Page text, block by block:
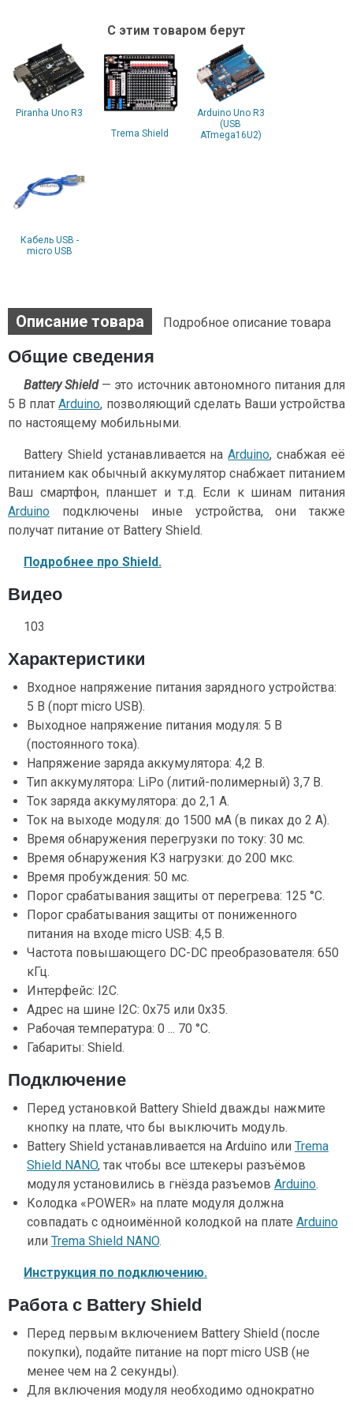
С этим товаром берут
Piranha Uno R3
Trema Shield
Arduino Uno R3
(USB
ATmega16U2)
Кабель USB -
micro USB
Описание товара Подробное описание товара
Общие сведения
Battery Shield— это источник автономного питания для
5 В платArduino, позволяющий сделать Ваши устройства
по настоящему мобильными.
Battery Shield устанавливается наArduino, снабжая её
питанием как обычный аккумулятор снабжает питанием
Ваш смартфон, планшет и т.д. Если к шинам питания
Arduino подключены иные устройства, они также
получат питание от Battery Shield.
Подробнее про Shield.
Видео
103
Характеристики
Входное напряжение питания зарядного устройства:
5 В (порт micro USB).
Выходное напряжение питания модуля: 5 В
(постоянного тока).
Напряжение заряда аккумулятора: 4,2 В.
Тип аккумулятора: LiPo (литий-полимерный) 3,7 В.
Ток заряда аккумулятора: до 2,1 А.
Ток на выходе модуля: до 1500 мА (в пиках до 2 А).
Время обнаружения перегрузки по току: 30 мс.
Время обнаружения КЗ нагрузки: до 200 мкс.
Время пробуждения: 50 мс.
Порог срабатывания защиты от перегрева: 125 °С.
Порог срабатывания защиты от пониженного
питания на входе micro USB: 4,5 В.
Частота повышающего DC-DC преобразователя: 650
кГц.
Интерфейс: I2C.
Адрес на шине I2C: 0x75 или 0x35.
Рабочая температура: 0 ... 70 °С.
Габариты: Shield.
Подключение
Перед установкой Battery Shield дважды нажмите
кнопку на плате, что бы выключить модуль.
Battery Shield устанавливается на Arduino или Trema
Shield NANO, так чтобы все штекеры разъёмов
модуля установились в гнёзда разъемов Arduino.
Колодка «POWER» на плате модуля должна
совпадать с одноимённой колодкой на плате Arduino
или Trema Shield NANO.
Инструкция по подключению.
Работа с Battery Shield
Перед первым включением Battery Shield (после
покупки), подайте питание на порт micro USB (не
менее чем на 2 секунды).
Для включения модуля необходимо однократно